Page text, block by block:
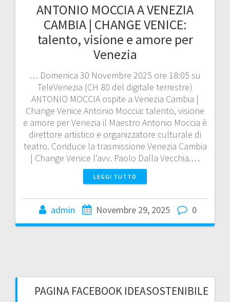
ANTONIO MOCCIA A VENEZIA
CAMBIA | CHANGE VENICE:
talento, visione e amore per
Venezia
… Domenica 30 Novembre 2025 ore 18:05 su
TeleVenezia (CH 80 del digitale terrestre)
ANTONIO MOCCIA ospite a Venezia Cambia |
Change Venice Antonio Moccia: talento, visione
e amore per Venezia il Maestro Antonio Moccia è
direttore artistico e organizzatore culturale di
teatro. Conduce la trasmissione Venezia Cambia
| Change Venice l’avv. Paolo Dalla Vecchia.…
LEGGI TUTTO
admin Novembre 29, 2025 0
PAGINA FACEBOOK IDEASOSTENIBILE